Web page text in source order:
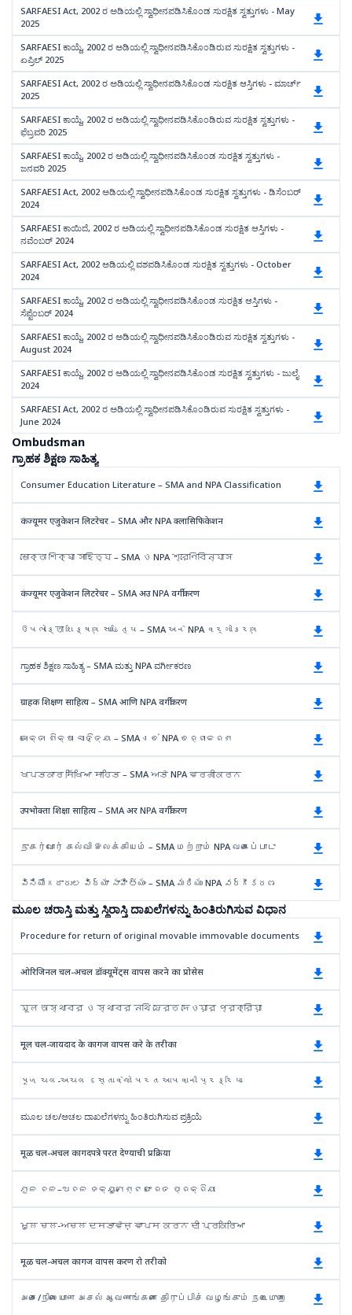
SARFAESI Act, 2002 ರ ಅಡಿಯಲ್ಲಿ ಸ್ವಾಧೀನಪಡಿಸಿಕೊಂಡ ಸುರಕ್ಷಿತ ಸ್ವತ್ತುಗಳು - May
2025
SARFAESI ಕಾಯ್ದೆ, 2002 ರ ಅಡಿಯಲ್ಲಿ ಸ್ವಾಧೀನಪಡಿಸಿಕೊಂಡಿರುವ ಸುರಕ್ಷಿತ ಸ್ವತ್ತುಗಳು -
ಏಪ್ರಿಲ್ 2025
SARFAESI Act, 2002 ರ ಅಡಿಯಲ್ಲಿ ಸ್ವಾಧೀನಪಡಿಸಿಕೊಂಡ ಸುರಕ್ಷಿತ ಆಸ್ತಿಗಳು - ಮಾರ್ಚ್
2025
SARFAESI ಕಾಯ್ದೆ, 2002 ರ ಅಡಿಯಲ್ಲಿ ಸ್ವಾಧೀನಪಡಿಸಿಕೊಂಡಿರುವ ಸುರಕ್ಷಿತ ಸ್ವತ್ತುಗಳು -
ಫೆಬ್ರವರಿ 2025
SARFAESI ಕಾಯ್ದೆ, 2002 ರ ಅಡಿಯಲ್ಲಿ ಸ್ವಾಧೀನಪಡಿಸಿಕೊಂಡ ಸುರಕ್ಷಿತ ಸ್ವತ್ತುಗಳು -
ಜನವರಿ 2025
SARFAESI Act, 2002 ಅಡಿಯಲ್ಲಿ ಸ್ವಾಧೀನಪಡಿಸಿಕೊಂಡ ಸುರಕ್ಷಿತ ಸ್ವತ್ತುಗಳು - ಡಿಸೆಂಬರ್
2024
SARFAESI ಕಾಯಿದೆ, 2002 ರ ಅಡಿಯಲ್ಲಿ ಸ್ವಾಧೀನಪಡಿಸಿಕೊಂಡ ಸುರಕ್ಷಿತ ಆಸ್ತಿಗಳು -
ನವೆಂಬರ್ 2024
SARFAESI Act, 2002 ಅಡಿಯಲ್ಲಿ ವಶಪಡಿಸಿಕೊಂಡ ಸುರಕ್ಷಿತ ಸ್ವತ್ತುಗಳು - October
2024
SARFAESI ಕಾಯ್ದೆ, 2002 ರ ಅಡಿಯಲ್ಲಿ ಸ್ವಾಧೀನಪಡಿಸಿಕೊಂಡ ಸುರಕ್ಷಿತ ಆಸ್ತಿಗಳು -
ಸೆಪ್ಟೆಂಬರ್ 2024
SARFAESI ಕಾಯ್ದೆ, 2002 ರ ಅಡಿಯಲ್ಲಿ ಸ್ವಾಧೀನಪಡಿಸಿಕೊಂಡಿರುವ ಸುರಕ್ಷಿತ ಸ್ವತ್ತುಗಳು -
August 2024
SARFAESI ಕಾಯ್ದೆ, 2002 ರ ಅಡಿಯಲ್ಲಿ ಸ್ವಾಧೀನಪಡಿಸಿಕೊಂಡ ಸುರಕ್ಷಿತ ಸ್ವತ್ತುಗಳು - ಜುಲೈ
2024
SARFAESI Act, 2002 ರ ಅಡಿಯಲ್ಲಿ ಸ್ವಾಧೀನಪಡಿಸಿಕೊಂಡಿರುವ ಸುರಕ್ಷಿತ ಸ್ವತ್ತುಗಳು -
June 2024
Ombudsman
ಗ್ರಾಹಕ ಶಿಕ್ಷಣ ಸಾಹಿತ್ಯ
Consumer Education Literature – SMA and NPA Classification
कंज्यूमर एजुकेशन लिटरेचर – SMA और NPA क्लासिफिकेशन
ভোক্তা শিক্ষা সাহিত্য – SMA ও NPA শ্রেণিবিন্যাস
कंज्यूमर एजुकेशन लिटरेचर – SMA अउ NPA वर्गीकरण
ઉપભોક্তা શિક્ષણ સાહિત્ય – SMA અને NPA વર્ગીકરણ
ಗ್ರಾಹಕ ಶಿಕ್ಷಣ ಸಾಹಿತ್ಯ – SMA ಮತ್ತು NPA ವರ್ಗೀಕರಣ
ग्राहक शिक्षण साहित्य – SMA आणि NPA वर्गीकरण
ଭୋକ୍ତା ଶିକ୍ଷା ସାହିତ୍ୟ – SMA ଏବଂ NPA ବର୍ଗୀକରଣ
ਖਪਤਕਾਰ ਸਿੱਖਿਆ ਸਾਹਿਤ – SMA ਅਤੇ NPA ਵਰਗੀਕਰਨ
उपभोक्ता शिक्षा साहित्य – SMA अर NPA वर्गीकरण
நுகர்வோர் கல்வி இலக்கியம் – SMA மற்றும் NPA வகைப்பாடு
వినియోగదారుల విద్యా సాహిత్యం – SMA మరియు NPA వర్గీకరణ
ಮೂಲ ಚರಾಸ್ತಿ ಮತ್ತು ಸ್ಥಿರಾಸ್ತಿ ದಾಖಲೆಗಳನ್ನು ಹಿಂತಿರುಗಿಸುವ ವಿಧಾನ
Procedure for return of original movable immovable documents
ओरिजिनल चल-अचल डॉक्यूमेंट्स वापस करने का प्रोसेस
মূল অস্থাবর ও স্থাবর নথি ফেরত দেওয়ার প্রক্রিয়া
मूल चल-जायदाद के कागज वापस करे के तरीका
મૂળ ચલ-અચલ દસ્તાવેજો પરત આપવાની પ્રક્રિયા
ಮೂಲ ಚಲ/ಅಚಲ ದಾಖಲೆಗಳನ್ನು ಹಿಂತಿರುಗಿಸುವ ಪ್ರಕ್ರಿಯೆ
मूळ चल-अचल कागदपत्रे परत देण्याची प्रक्रिया
ମୂଳ ଚଳ–ଅଚଳ ଡକ୍ୟୁମେଣ୍ଟ ଫେରତ ପ୍ରକ୍ରିୟା
ਮੂਲ ਚਲ-ਅਚਲ ਦਸਤਾਵੇਜ਼ ਵਾਪਸ ਕਰਨ ਦੀ ਪ੍ਰਕਿਰਿਆ
मूळ चल-अचल कागज वापस करण रो तरीको
அசை/நிலையான அசல் ஆவணங்களை திருப்பிச் வழங்கும் நடைமுறை